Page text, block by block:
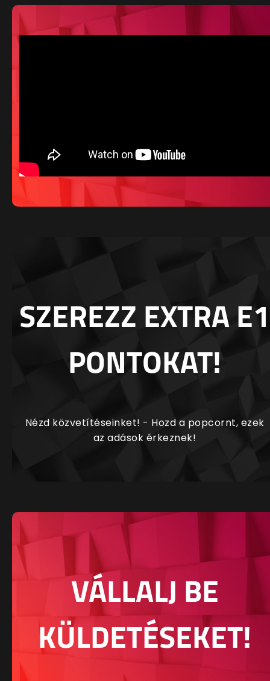
SZEREZZ EXTRA E1
PONTOKAT!
Nézd közvetítéseinket! - Hozd a popcornt, ezek
az adások érkeznek!
VÁLLALJ BE
KÜLDETÉSEKET!